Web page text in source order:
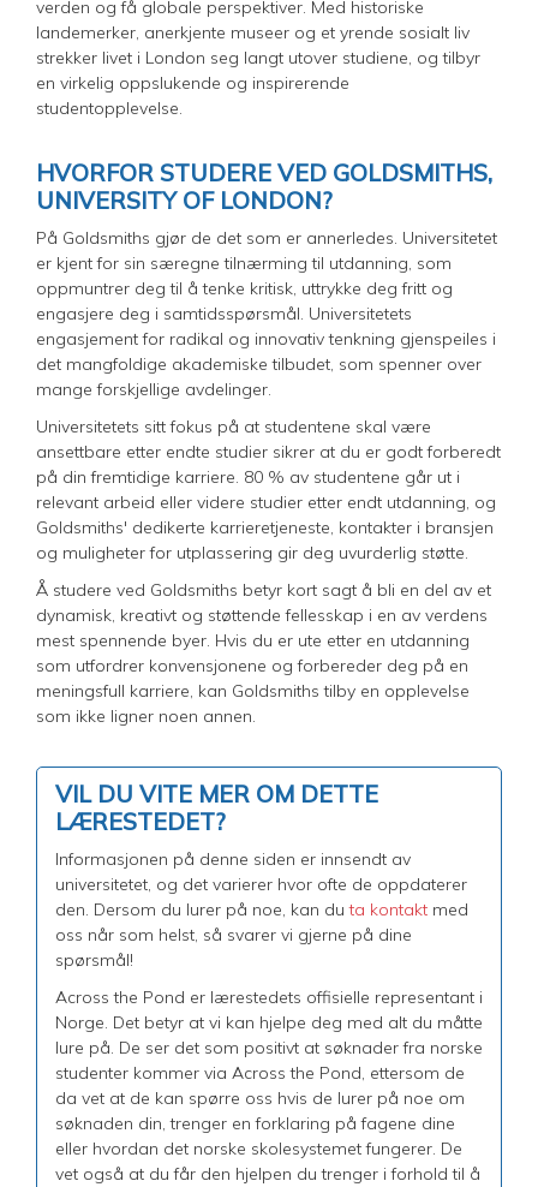
verden og få globale perspektiver. Med historiske
landemerker, anerkjente museer og et yrende sosialt liv
strekker livet i London seg langt utover studiene, og tilbyr
en virkelig oppslukende og inspirerende
studentopplevelse.
HVORFOR STUDERE VED GOLDSMITHS,
UNIVERSITY OF LONDON?
På Goldsmiths gjør de det som er annerledes. Universitetet
er kjent for sin særegne tilnærming til utdanning, som
oppmuntrer deg til å tenke kritisk, uttrykke deg fritt og
engasjere deg i samtidsspørsmål. Universitetets
engasjement for radikal og innovativ tenkning gjenspeiles i
det mangfoldige akademiske tilbudet, som spenner over
mange forskjellige avdelinger.
Universitetets sitt fokus på at studentene skal være
ansettbare etter endte studier sikrer at du er godt forberedt
på din fremtidige karriere. 80 % av studentene går ut i
relevant arbeid eller videre studier etter endt utdanning, og
Goldsmiths' dedikerte karrieretjeneste, kontakter i bransjen
og muligheter for utplassering gir deg uvurderlig støtte.
Å studere ved Goldsmiths betyr kort sagt å bli en del av et
dynamisk, kreativt og støttende fellesskap i en av verdens
mest spennende byer. Hvis du er ute etter en utdanning
som utfordrer konvensjonene og forbereder deg på en
meningsfull karriere, kan Goldsmiths tilby en opplevelse
som ikke ligner noen annen.
VIL DU VITE MER OM DETTE
LÆRESTEDET?
Informasjonen på denne siden er innsendt av
universitetet, og det varierer hvor ofte de oppdaterer
den. Dersom du lurer på noe, kan duta kontakt med
oss når som helst, så svarer vi gjerne på dine
spørsmål!
Across the Pond er lærestedets offisielle representant i
Norge. Det betyr at vi kan hjelpe deg med alt du måtte
lure på. De ser det som positivt at søknader fra norske
studenter kommer via Across the Pond, ettersom de
da vet at de kan spørre oss hvis de lurer på noe om
søknaden din, trenger en forklaring på fagene dine
eller hvordan det norske skolesystemet fungerer. De
vet også at du får den hjelpen du trenger i forhold til å